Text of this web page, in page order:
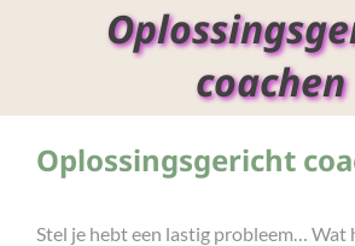
coachen
Oplossingsgericht
Stel je hebt een lastig probleem… Wat